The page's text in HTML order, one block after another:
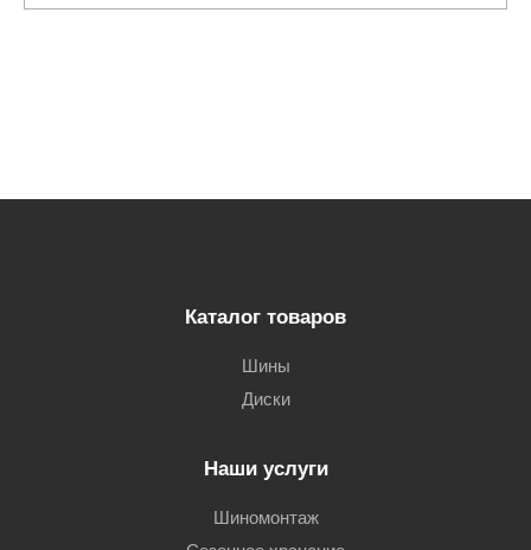
Каталог товаров
Шины
Диски
Наши услуги
Шиномонтаж